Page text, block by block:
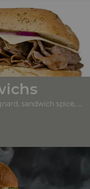
sandwich spice, ...